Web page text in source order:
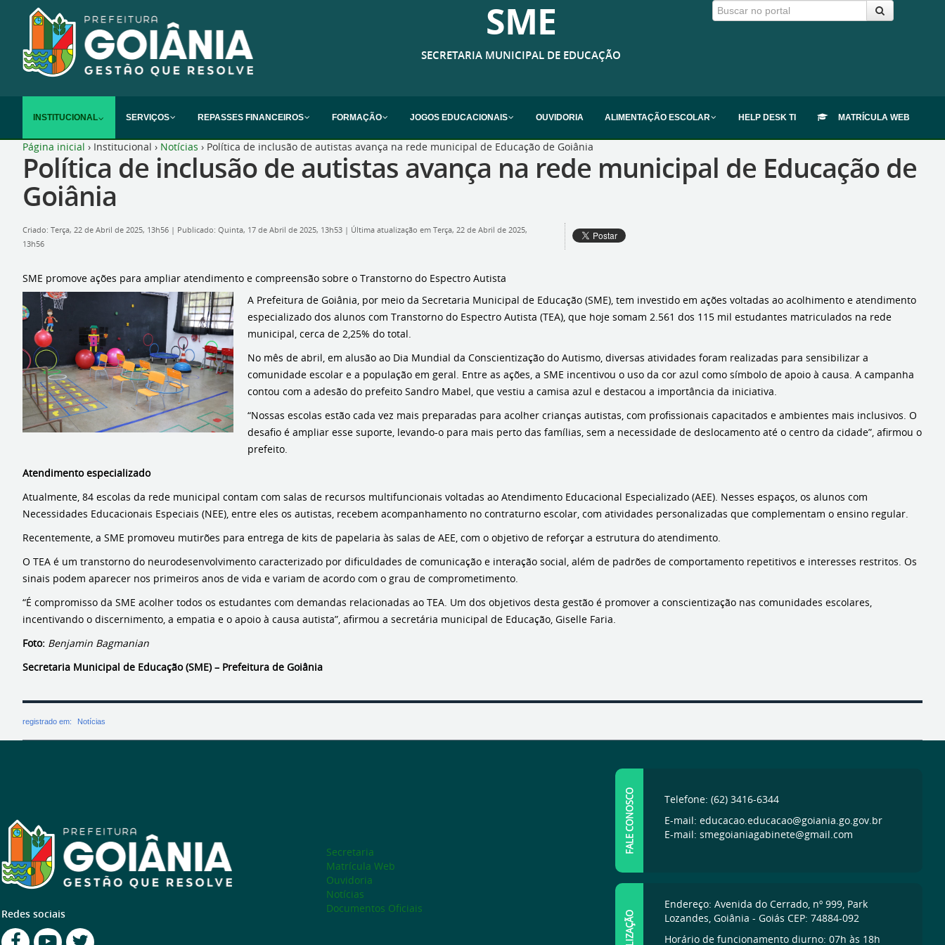
SME
SECRETARIA MUNICIPAL DE EDUCAÇÃO
INSTITUCIONAL SERVIÇOS REPASSES FINANCEIROS FORMAÇÃO JOGOS EDUCACIONAIS OUVIDORIA ALIMENTAÇÃO ESCOLAR HELP DESK TI MATRÍCULA WEB
Página inicial › Institucional › Notícias › Política de inclusão de autistas avança na rede municipal de Educação de Goiânia
Política de inclusão de autistas avança na rede municipal de Educação de
Goiânia
Criado: Terça, 22 de Abril de 2025, 13h56 | Publicado: Quinta, 17 de Abril de 2025, 13h53 | Última atualização em Terça, 22 de Abril de 2025,
13h56
SME promove ações para ampliar atendimento e compreensão sobre o Transtorno do Espectro Autista
A Prefeitura de Goiânia, por meio da Secretaria Municipal de Educação (SME), tem investido em ações voltadas ao acolhimento e atendimento
especializado dos alunos com Transtorno do Espectro Autista (TEA), que hoje somam 2.561 dos 115 mil estudantes matriculados na rede
municipal, cerca de 2,25% do total.
No mês de abril, em alusão ao Dia Mundial da Conscientização do Autismo, diversas atividades foram realizadas para sensibilizar a
comunidade escolar e a população em geral. Entre as ações, a SME incentivou o uso da cor azul como símbolo de apoio à causa. A campanha
contou com a adesão do prefeito Sandro Mabel, que vestiu a camisa azul e destacou a importância da iniciativa.
“Nossas escolas estão cada vez mais preparadas para acolher crianças autistas, com profissionais capacitados e ambientes mais inclusivos. O
desafio é ampliar esse suporte, levando-o para mais perto das famílias, sem a necessidade de deslocamento até o centro da cidade”, afirmou o
prefeito.
Atendimento especializado
Atualmente, 84 escolas da rede municipal contam com salas de recursos multifuncionais voltadas ao Atendimento Educacional Especializado (AEE). Nesses espaços, os alunos com
Necessidades Educacionais Especiais (NEE), entre eles os autistas, recebem acompanhamento no contraturno escolar, com atividades personalizadas que complementam o ensino regular.
Recentemente, a SME promoveu mutirões para entrega de kits de papelaria às salas de AEE, com o objetivo de reforçar a estrutura do atendimento.
O TEA é um transtorno do neurodesenvolvimento caracterizado por dificuldades de comunicação e interação social, além de padrões de comportamento repetitivos e interesses restritos. Os
sinais podem aparecer nos primeiros anos de vida e variam de acordo com o grau de comprometimento.
“É compromisso da SME acolher todos os estudantes com demandas relacionadas ao TEA. Um dos objetivos desta gestão é promover a conscientização nas comunidades escolares,
incentivando o discernimento, a empatia e o apoio à causa autista”, afirmou a secretária municipal de Educação, Giselle Faria.
Foto: Benjamin Bagmanian
Secretaria Municipal de Educação (SME) – Prefeitura de Goiânia
registrado em: Notícias
Redes sociais
Secretaria
Matrícula Web
Ouvidoria
Notícias
Documentos Oficiais
FALE CONOSCO
Telefone: (62) 3416-6344
E-mail: educacao.educacao@goiania.go.gov.br
E-mail: smegoianiagabinete@gmail.com
Endereço: Avenida do Cerrado, nº 999, Park
Lozandes, Goiânia - Goiás CEP: 74884-092
Horário de funcionamento diurno: 07h às 18h